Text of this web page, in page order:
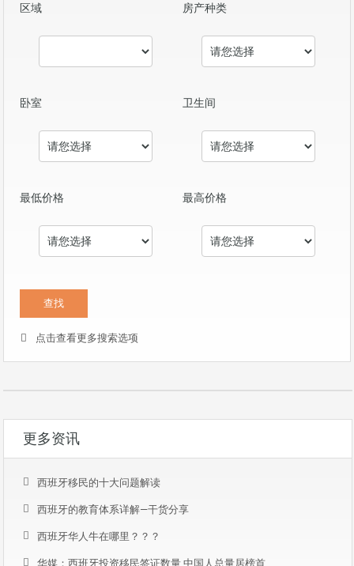
区域 房产种类
卧室 卫生间
最低价格 最高价格
点击查看更多搜索选项
更多资讯
西班牙移民的十大问题解读
西班牙的教育体系详解—干货分享
西班牙华人牛在哪里？？？
华媒：西班牙投资移民签证数量 中国人总量居榜首